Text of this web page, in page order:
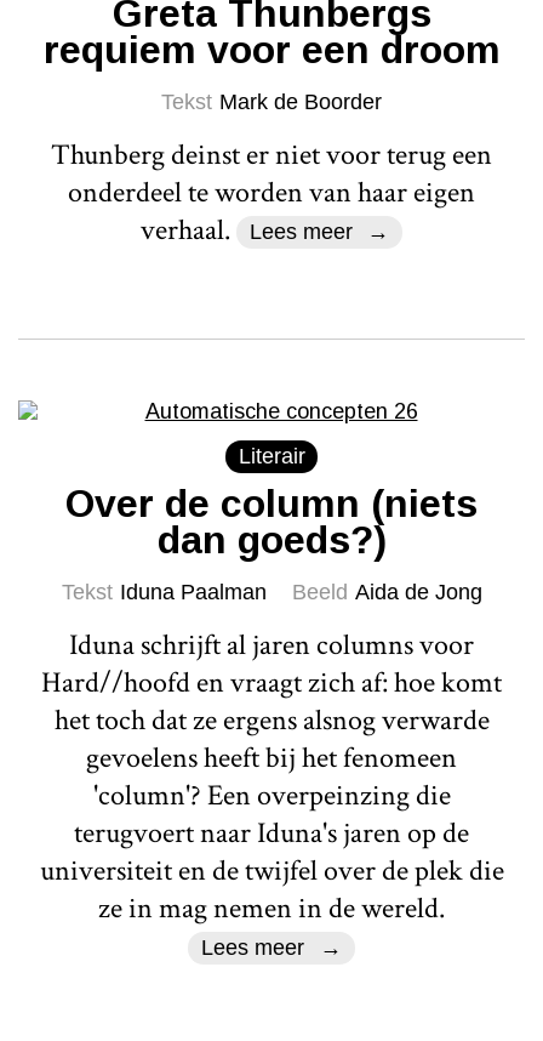
Greta Thunbergs
requiem voor een droom
Tekst Mark de Boorder
Thunberg deinst er niet voor terug een
onderdeel te worden van haar eigen
verhaal.
Lees meer
Literair
Over de column (niets
dan goeds?)
Tekst Iduna Paalman Beeld Aida de Jong
Iduna schrijft al jaren columns voor
Hard//hoofd en vraagt zich af: hoe komt
het toch dat ze ergens alsnog verwarde
gevoelens heeft bij het fenomeen
'column'? Een overpeinzing die
terugvoert naar Iduna's jaren op de
universiteit en de twijfel over de plek die
ze in mag nemen in de wereld.
Lees meer